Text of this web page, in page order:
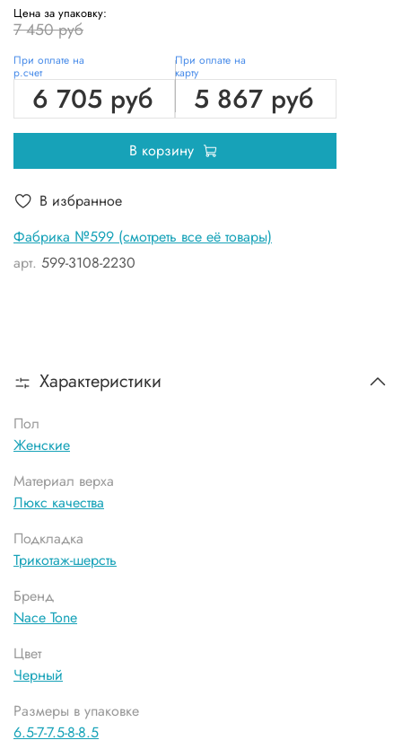
Фабрика №599 (смотреть все её товары)
арт. 599-3108-2230
Цена за упаковку:
7 450 руб
При оплате на
р.счет
6 705 руб
При оплате на
карту
5 867 руб
В корзину
В избранное
Характеристики
Пол
Женские
Материал верха
Люкс качества
Подкладка
Трикотаж-шерсть
Бренд
Nace Tone
Цвет
Черный
Размеры в упаковке
6.5-7-7.5-8-8.5